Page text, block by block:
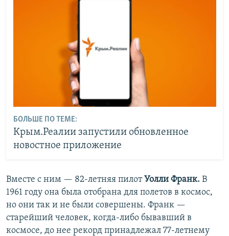
БОЛЬШЕ ПО ТЕМЕ:
Крым.Реалии запустили обновленное
новостное приложение
Вместе с ним — 82-летняя пилотУолли Франк. В
1961 году она была отобрана для полетов в космос,
но они так и не были совершены. Франк —
старейший человек, когда-либо бывавший в
космосе, до нее рекорд принадлежал 77-летнему